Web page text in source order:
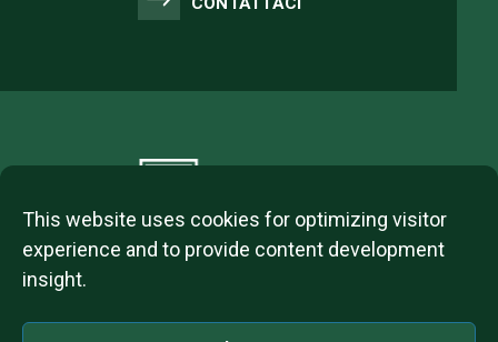
This website uses cookies for optimizing visitor
experience and to provide content development
insight.